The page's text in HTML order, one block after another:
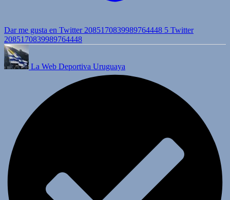
Dar me gusta en Twitter 2085170839989764448 5 Twitter
2085170839989764448
La Web Deportiva Uruguaya